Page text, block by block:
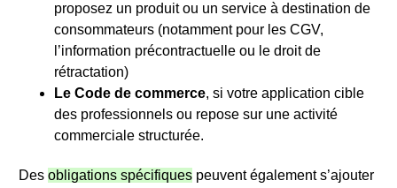
proposez un produit ou un service à destination de
consommateurs (notamment pour les CGV,
l’information précontractuelle ou le droit de
rétractation)
Le Code de commerce, si votre application cible
des professionnels ou repose sur une activité
commerciale structurée.
Des obligations spécifiques peuvent également s’ajouter